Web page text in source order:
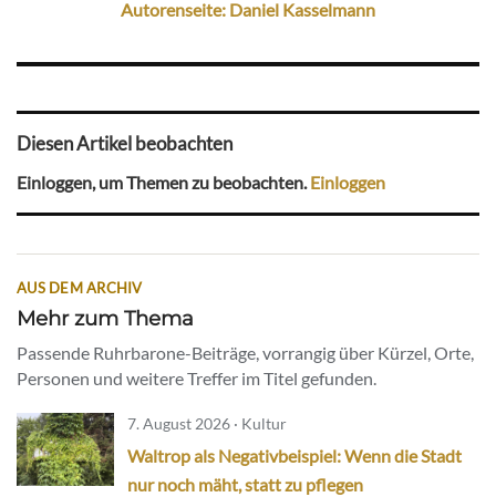
Autorenseite: Daniel Kasselmann
Diesen Artikel beobachten
Einloggen, um Themen zu beobachten.Einloggen
AUS DEM ARCHIV
Mehr zum Thema
Passende Ruhrbarone-Beiträge, vorrangig über Kürzel, Orte,
Personen und weitere Treffer im Titel gefunden.
7. August 2026 · Kultur
Waltrop als Negativbeispiel: Wenn die Stadt
nur noch mäht, statt zu pflegen